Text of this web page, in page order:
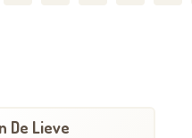
De Lieve